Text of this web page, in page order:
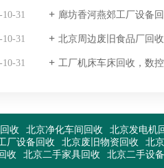
10-31 廊坊香河燕郊工厂设备
10-31 北京周边废旧食品厂回
10-31 工厂机床车床回收，数控
收 北京净化车间回收 北京发电机
厂设备回收 北京废旧物资回收 北
收 北京二手家具回收 北京二手设